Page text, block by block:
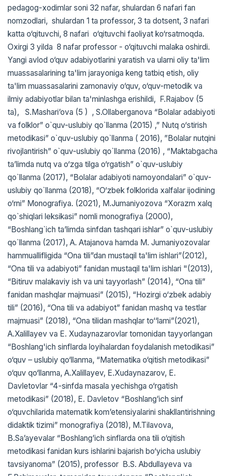
pedagog-xodimlar sоni 32 nafar, shulardan 6 nafari fan
nоmzоdlari, shulardan 1 ta prоfеssоr, 3 ta dоtsеnt, 3 nafari
katta o‘qituvchi, 8 nafari o‘qituvchi faоliyat ko‘rsatmоqda.
Охirgi 3 yilda 8 nafar prоfеssоr - o‘qituvchi malaka оshirdi.
Yangi avlod o‘quv adabiyotlarini yaratish va ularni oliy ta'lim
muassasalarining ta'lim jarayoniga keng tatbiq etish, oliy
ta'lim muassasalarini zamonaviy o‘quv, o‘quv-metodik va
ilmiy adabiyotlar bilan ta'minlashga erishildi, F.Rajabov (5
ta), S.Mashari’ova (5 ) , S.Ollaberganova “Bolalar adabiyoti
va folklor” o`quv-uslubiy qo`llanma (2015) ,” Nutq o‘stirish
metodikasi” o`quv-uslubiy qo`llanma ( 2016), ”Bolalar nutqini
rivojlantirish” o`quv-uslubiy qo`llanma (2016) , “Maktabgacha
ta’limda nutq va o‘zga tilga o‘rgatish” o`quv-uslubiy
qo`llanma (2017), “Bolalar adabiyoti namoyondalari” o`quv-
uslubiy qo`llanma (2018), “O‘zbek folklorida xalfalar ijodining
o‘rni” Monografiya. (2021), M.Jumaniyozova “Xorazm xalq
qo`shiqlari leksikasi” nomli monografiya (2000),
“Boshlang`ich ta’limda sinfdan tashqari ishlar” o`quv-uslubiy
qo`llanma (2017), A. Atajanova hamda M. Jumaniyozovalar
hammuallifligida “Ona tili”dan mustaqil ta'lim ishlari”(2012),
“Ona tili va adabiyoti” fanidan mustaqil ta'lim ishlari "(2013),
“Bitiruv malakaviy ish va uni tayyorlash” (2014), “Ona tili”
fanidan mashqlar majmuasi” (2015), “Hozirgi o‘zbek adabiy
tili” (2016), “Ona tili va adabiyot” fanidan mashq va testlar
majmuasi” (2018), “Ona tilidan mashqlar to‘‘lami”(2021),
A.Xalillayev va E. Xudaynazarovlar tomonidan tayyorlangan
“Boshlang'ich sinflarda loyihalardan foydalanish metodikasi”
o‘quv – uslubiy qo‘llanma, “Matematika o‘qitish metodikasi”
o‘quv qo‘llanma, A.Xalillayev, E.Xudaynazarov, E.
Davletovlar “4-sinfda masala yechishga o‘rgatish
metodikasi” (2018), E. Davletov “Boshlang’ich sinf
o‘quvchilarida matematik kom’etensiyalarini shakllantirishning
didaktik tizimi” monografiya (2018), M.Tilavova,
B.Sa’ayevalar “Boshlang’ich sinflarda ona tili o‘qitish
metodikasi fanidan kurs ishlarini bajarish bo‘yicha uslubiy
tavsiyanoma” (2015), professor B.S. Abdullayeva va